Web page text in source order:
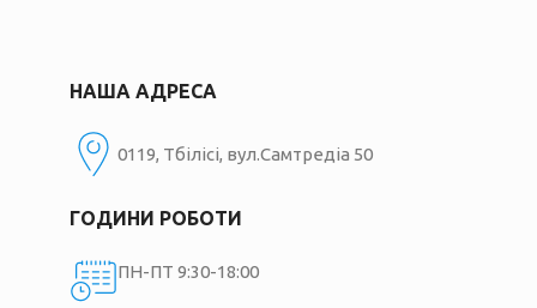
НАША АДРЕСА
0119, Тбілісі, вул.Самтредіа 50
ГОДИНИ РОБОТИ
ПН-ПТ 9:30-18:00